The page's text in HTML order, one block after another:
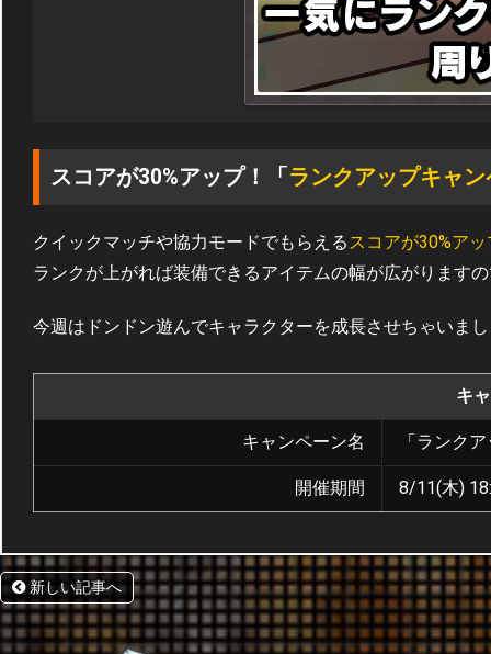
スコアが30%アップ！「 ランクアップキャ
クイックマッチや協力モードでもらえるスコアが30%アッ
ランクが上がれば装備できるアイテムの幅が広がります
今週はドンドン遊んでキャラクターを成長させちゃいま
キ
キャンペーン名 「ランク
開催期間 8/11(木)
新しい記事へ